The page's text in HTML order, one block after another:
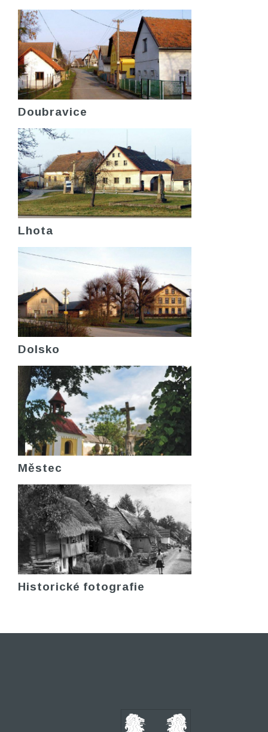
Doubravice
Lhota
Dolsko
Městec
Historické fotografie